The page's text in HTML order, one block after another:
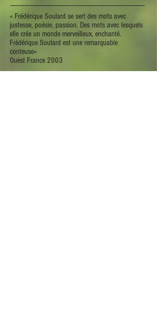
« Frédérique Soulard se sert des mots avec
justesse, poésie, passion. Des mots avec lesquels
elle crée un monde merveilleux, enchanté.
Frédérique Soulard est une remarquable
conteuse»
Ouest France 2003